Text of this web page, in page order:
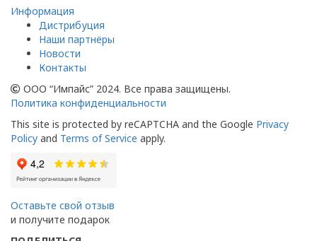
Информация
Дистрибуция
Наши партнёры
Новости
Контакты
ООО “Импайс” 2024. Все права защищены.
Политика конфиденциальности
This site is protected by reCAPTCHA and the Google Privacy
Policy and Terms of Service apply.
Оставьте свой отзыв
и получите подарок